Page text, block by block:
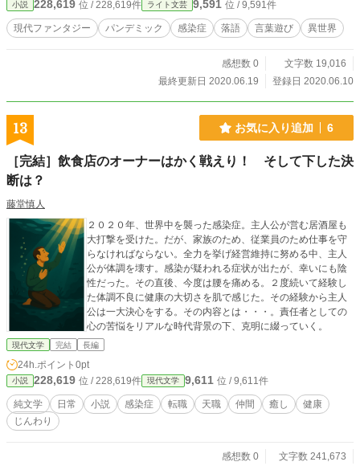
小説 228,619 位 / 228,619件 ライト文芸 9,591 位 / 9,591件
現代ファンタジー パンデミック 感染症 落語 言葉遊び 異世界
感想数 0
文字数 19,016
最終更新日 2020.06.19
登録日 2020.06.10
13 お気に入り追加 6
［完結］飲食店のオーナーはかく戦えり！ そして下した決
断は？
藤堂慎人
２０２０年、世界中を襲った感染症。主人公が営む居酒屋も
大打撃を受けた。だが、家族のため、従業員のため仕事を守
らなければならない。全力を挙げ経営維持に努める中、主人
公が体調を壊す。感染が疑われる症状が出たが、幸いにも陰
性だった。その直後、今度は腰を痛める。２度続いて経験し
た体調不良に健康の大切さを肌で感じた。その経験から主人
公は一大決心をする。その内容とは・・・。責任者としての
心の苦悩をリアルな時代背景の下、克明に綴っていく。
現代文学 完結 長編
24h.ポイント 0pt
小説 228,619 位 / 228,619件 現代文学 9,611 位 / 9,611件
純文学 日常 小説 感染症 転職 天職 仲間 癒し
健康
じんわり
感想数 0
文字数 241,673